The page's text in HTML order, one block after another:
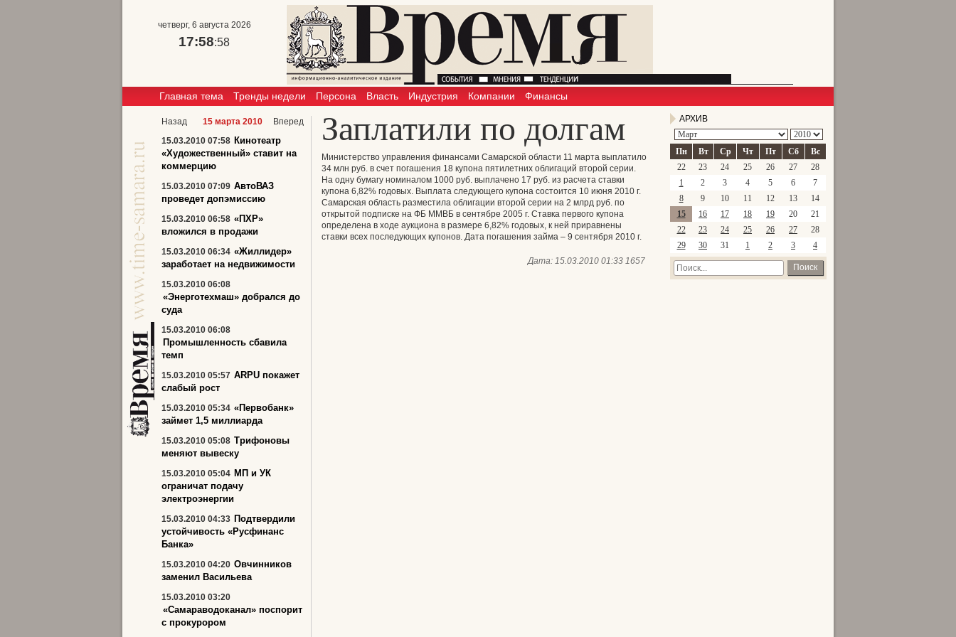
четверг, 6 августа 2026
17:58:58
Главная тема Тренды недели Персона Власть Индустрия Компании Финансы
Заплатили по долгам
Министерство управления финансами Самарской области 11 марта выплатило
34 млн руб. в счет погашения 18 купона пятилетних облигаций второй серии.
На одну бумагу номиналом 1000 руб. выплачено 17 руб. из расчета ставки
купона 6,82% годовых. Выплата следующего купона состоится 10 июня 2010 г.
Самарская область разместила облигации второй серии на 2 млрд руб. по
открытой подписке на ФБ ММВБ в сентябре 2005 г. Ставка первого купона
определена в ходе аукциона в размере 6,82% годовых, к ней приравнены
ставки всех последующих купонов. Дата погашения займа – 9 сентября 2010 г.
Дата: 15.03.2010 01:33 1657
Назад 15 марта 2010
Вперед
15.03.2010 07:58 Кинотеатр
«Художественный» ставит на
коммерцию
15.03.2010 07:09 АвтоВАЗ
проведет допэмиссию
15.03.2010 06:58 «ПХР»
вложился в продажи
15.03.2010 06:34 «Жиллидер»
заработает на недвижимости
15.03.2010 06:08
«Энерготехмаш» добрался до
суда
15.03.2010 06:08
Промышленность сбавила
темп
15.03.2010 05:57 ARPU покажет
слабый рост
15.03.2010 05:34 «Первобанк»
займет 1,5 миллиарда
15.03.2010 05:08 Трифоновы
меняют вывеску
15.03.2010 05:04 МП и УК
ограничат подачу
электроэнергии
15.03.2010 04:33 Подтвердили
устойчивость «Русфинанс
Банка»
15.03.2010 04:20 Овчинников
заменил Васильева
15.03.2010 03:20
«Самараводоканал» поспорит
с прокурором
АРХИВ
Пн Вт Ср Чт Пт Сб
Вс
22
23 24 25 26 27
28
1
2 3 4 5 6
7
8
9 10 11 12 13
14
15
16 17 18 19 20
21
22
23 24 25 26 27
28
29
30 31 1 2 3 4
Поиск